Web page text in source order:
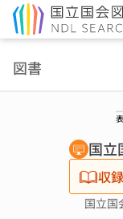
図書
国立
収
国立国